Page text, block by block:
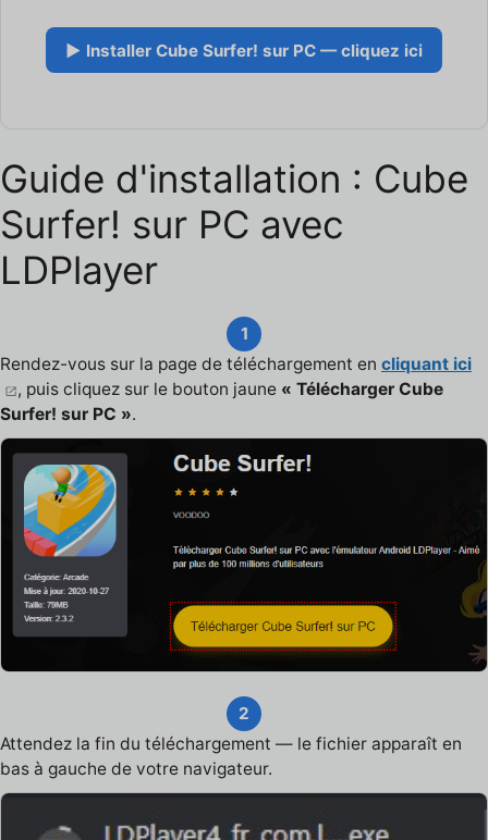
▶ Installer Cube Surfer! sur PC — cliquez ici
Guide d'installation : Cube
Surfer! sur PC avec
LDPlayer
1
Rendez-vous sur la page de téléchargement en cliquant ici
, puis cliquez sur le bouton jaune « Télécharger Cube
Surfer! sur PC ».
2
Attendez la fin du téléchargement — le fichier apparaît en
bas à gauche de votre navigateur.